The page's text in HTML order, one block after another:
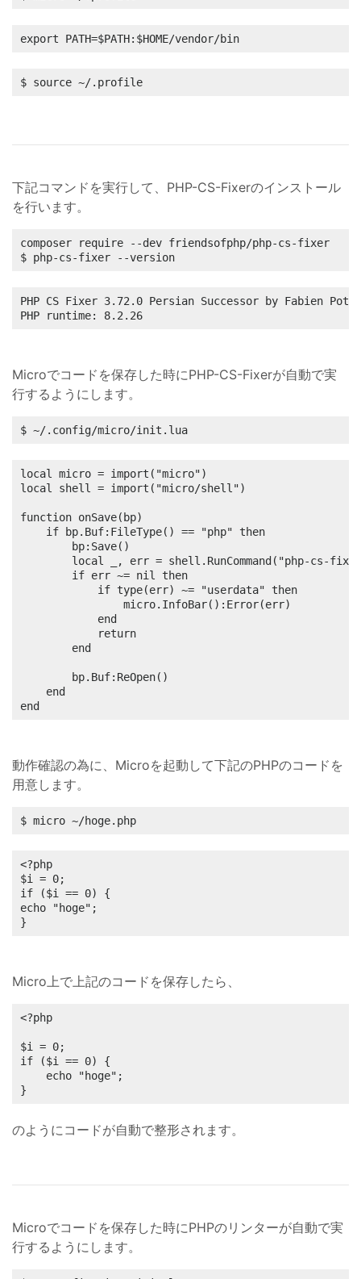
export PATH=$PATH:$HOME/vendor/bin
$ source ~/.profile
下記コマンドを実行して、PHP-CS-Fixerのインストール
を行います。
composer require --dev friendsofphp/php-cs-fixer
$ php-cs-fixer --version
PHP CS Fixer 3.72.0 Persian Successor by Fabien
PHP runtime: 8.2.26
Microでコードを保存した時にPHP-CS-Fixerが自動で実
行するようにします。
$ ~/.config/micro/init.lua
local micro = import("micro")
local shell = import("micro/shell")
function onSave(bp)
end
動作確認の為に、Microを起動して下記のPHPのコードを
用意します。
$ micro ~/hoge.php
<?php
$i = 0;
if ($i == 0) {
echo "hoge";
}
Micro上で上記のコードを保存したら、
<?php
$i = 0;
if ($i == 0) {
    echo "hoge";
}
のようにコードが自動で整形されます。
Microでコードを保存した時にPHPのリンターが自動で実
行するようにします。